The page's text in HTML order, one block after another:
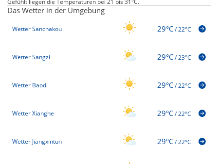
Das Wetter in der Umgebung
Wetter Sanchakou 29°C/22°C
Wetter Sangzi 29°C/23°C
Wetter Baodi 29°C/22°C
Wetter Xianghe 29°C/22°C
Wetter Jiangxintun 29°C/22°C